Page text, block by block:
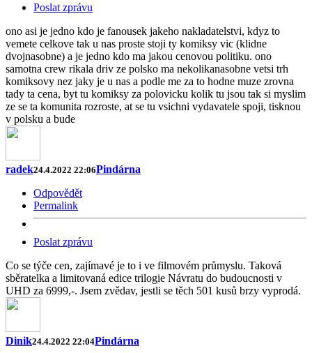
Poslat zprávu
ono asi je jedno kdo je fanousek jakeho nakladatelstvi, kdyz to
vemete celkove tak u nas proste stoji ty komiksy vic (klidne
dvojnasobne) a je jedno kdo ma jakou cenovou politiku. ono
samotna crew rikala driv ze polsko ma nekolikanasobne vetsi trh
komiksovy nez jaky je u nas a podle me za to hodne muze zrovna
tady ta cena, byt tu komiksy za polovicku kolik tu jsou tak si myslim
ze se ta komunita rozroste, at se tu vsichni vydavatele spoji, tisknou
v polsku a bude
radek24.4.2022 22:06Pindárna
Odpovědět
Permalink
Poslat zprávu
Co se týče cen, zajímavé je to i ve filmovém průmyslu. Taková
sběratelka a limitovaná edice trilogie Návratu do budoucnosti v
UHD za 6999,-. Jsem zvědav, jestli se těch 501 kusů brzy vyprodá.
Dinik24.4.2022 22:04Pindárna